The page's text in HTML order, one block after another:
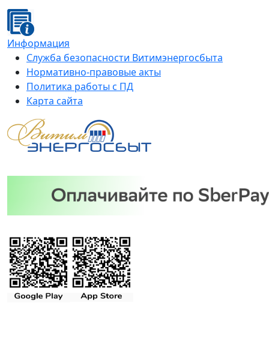
Информация
Служба безопасности Витимэнергосбыта
Нормативно-правовые акты
Политика работы с ПД
Карта сайта